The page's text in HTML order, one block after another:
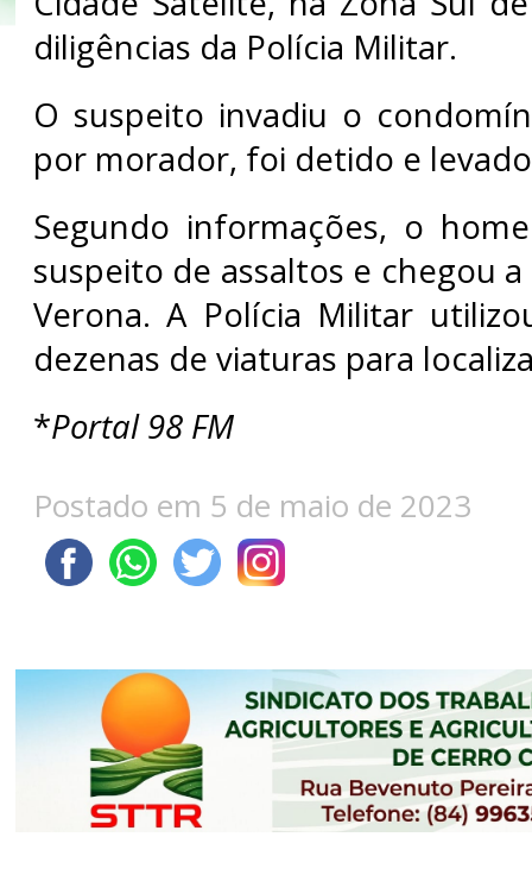
diligências da Polícia Militar.
O suspeito invadiu o
por morador, foi detido e
Segundo informações, o
suspeito de assaltos e chegou
Verona. A Polícia Militar
dezenas de viaturas para
*Portal 98 FM
Postado em 5 de maio de 2023